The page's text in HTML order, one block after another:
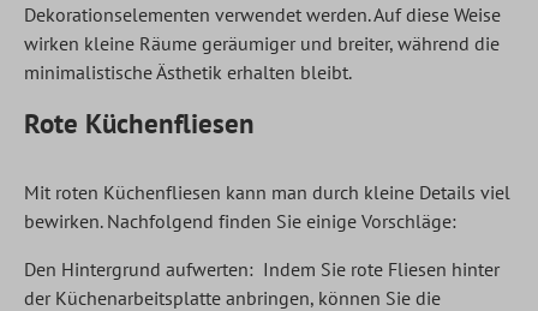
Dekorationselementen verwendet werden. Auf diese Weise
wirken kleine Räume geräumiger und breiter, während die
minimalistische Ästhetik erhalten bleibt.
Rote Küchenfliesen
Mit roten Küchenfliesen kann man durch kleine Details viel
bewirken. Nachfolgend finden Sie einige Vorschläge:
Den Hintergrund aufwerten: Indem Sie rote Fliesen hinter
der Küchenarbeitsplatte anbringen, können Sie die